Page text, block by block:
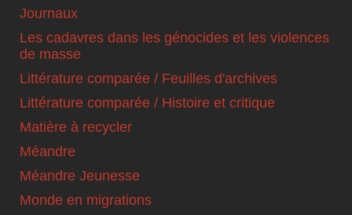
Journaux
Les cadavres dans les génocides et les violences
de masse
Littérature comparée / Feuilles d'archives
Littérature comparée / Histoire et critique
Matière à recycler
Méandre
Méandre Jeunesse
Monde en migrations